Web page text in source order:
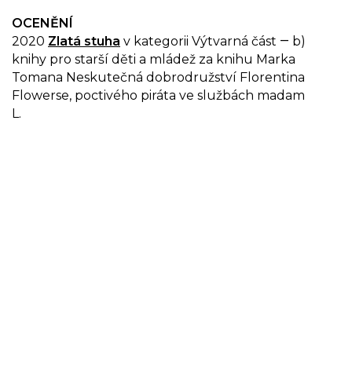
OCENĚNÍ
2020 Zlatá stuha v kategorii Výtvarná část ― b)
knihy pro starší děti a mládež za knihu Marka
Tomana Neskutečná dobrodružství Florentina
Flowerse, poctivého piráta ve službách madam
L.